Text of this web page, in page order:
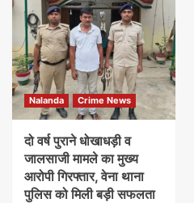
Nalanda Crime News
दो वर्ष पुराने धोखाधड़ी व
जालसाजी मामले का मुख्य
आरोपी गिरफ्तार, वेना थाना
पुलिस को मिली बड़ी सफलता